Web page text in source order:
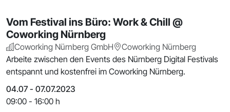
Vom Festival ins Büro: Work & Chill @
Coworking Nürnberg
Coworking Nürnberg GmbH
Coworking Nürnberg
Arbeite zwischen den Events des Nürnberg Digital Festivals
entspannt und kostenfrei im Coworking Nürnberg.
04.07 - 07.07.2023
09:00 - 16:00 h